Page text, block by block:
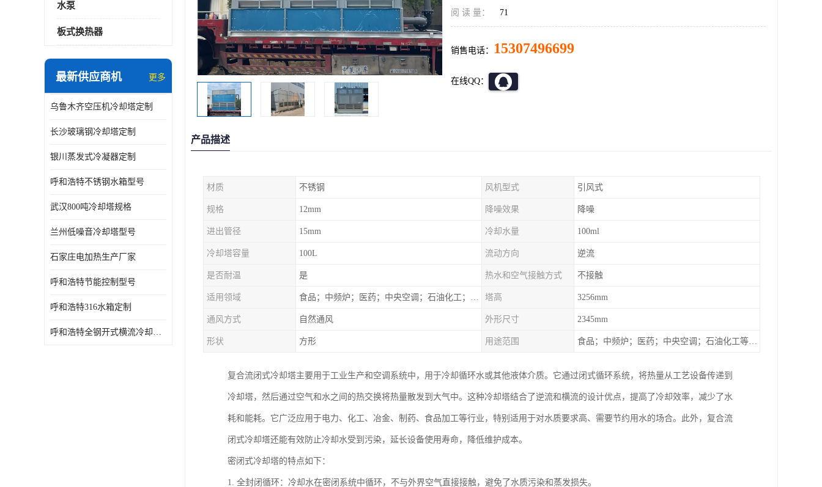
水泵
板式换热器
最新供应商机 更多
乌鲁木齐空压机冷却塔定制
长沙玻璃钢冷却塔定制
银川蒸发式冷凝器定制
呼和浩特不锈钢水箱型号
武汉800吨冷却塔规格
兰州低噪音冷却塔型号
石家庄电加热生产厂家
呼和浩特节能控制型号
呼和浩特316水箱定制
呼和浩特全钢开式横流冷却塔型号
阅 读 量： 71
销售电话： 15307496699
在线QQ：
产品描述
材质 不锈钢 风机型式 引风式
规格 12mm 降噪效果 降噪
进出管径 15mm 冷却水量 100ml
冷却塔容量 100L 流动方向 逆流
是否耐温 是 热水和空气接触方式 不接触
适用领域 食品；中频炉；医药；中央空调；石油化工；锻造；冶金；电子；新材料 塔高 3256mm
通风方式 自然通风 外形尺寸 2345mm
形状 方形 用途范围 食品；中频炉；医药；中央空调；石油化工等行业设备的换热降温
复合流闭式冷却塔主要用于工业生产和空调系统中，用于冷却循环水或其他液体介质。它通过闭式循环系统，将热量从工艺设备传递到
冷却塔，然后通过空气和水之间的热交换将热量散发到大气中。这种冷却塔结合了逆流和横流的设计优点，提高了冷却效率，减少了水
耗和能耗。它广泛应用于电力、化工、冶金、制药、食品加工等行业，特别适用于对水质要求高、需要节约用水的场合。此外，复合流
闭式冷却塔还能有效防止冷却水受到污染，延长设备使用寿命，降低维护成本。
密闭式冷却塔的特点如下：
1. 全封闭循环：冷却水在密闭系统中循环，不与外界空气直接接触，避免了水质污染和蒸发损失。